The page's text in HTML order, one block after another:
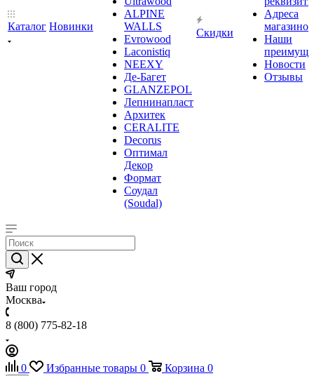
Каталог Новинки
ALPINE
WALLS
Evrowood
Laconistiq
NEEXY
Де-Багет
GLANZEPOL
Лепнинапласт
Архитек
CERALITE
Decorus
Оптимал
Декор
Формат
Соудал
(Soudal)
Скидки
Адреса
магазинов
Наши
Новости
Отзывы
Ваш город
Москва
8 (800) 775-82-18
0 Избранные товары 0 Корзина 0